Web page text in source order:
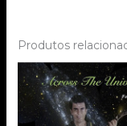
Produtos